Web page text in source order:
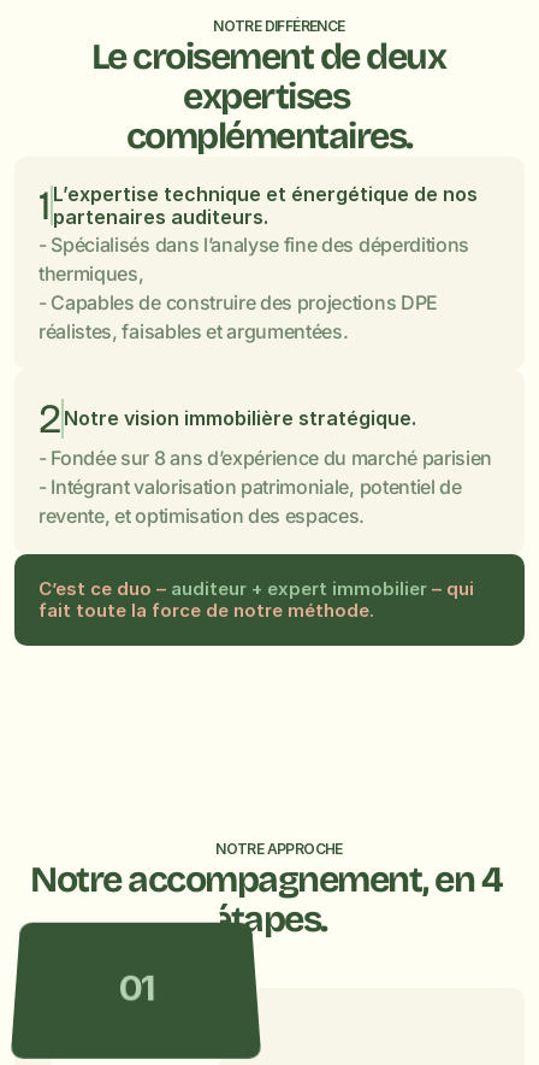
NOTRE DIFFÉRENCE
Le croisement de deux
expertises
complémentaires.
1 L’expertise technique et énergétique de nos
partenaires auditeurs.
- Spécialisés dans l’analyse fine des déperditions
thermiques,
- Capables de construire des projections DPE
réalistes, faisables et argumentées.
2 Notre vision immobilière stratégique.
- Fondée sur 8 ans d’expérience du marché parisien
- Intégrant valorisation patrimoniale, potentiel de
revente, et optimisation des espaces.
C’est ce duo – auditeur + expert immobilier – qui
fait toute la force de notre méthode.
NOTRE APPROCHE
Notre accompagnement, en 4
étapes.
01